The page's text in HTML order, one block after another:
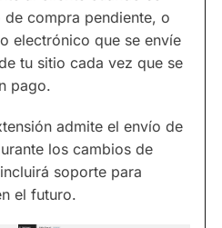
compra pendiente, o
electrónico que se envíe
tu sitio cada vez que se
pago.
admite el envío de
los cambios de
soporte para
el futuro.